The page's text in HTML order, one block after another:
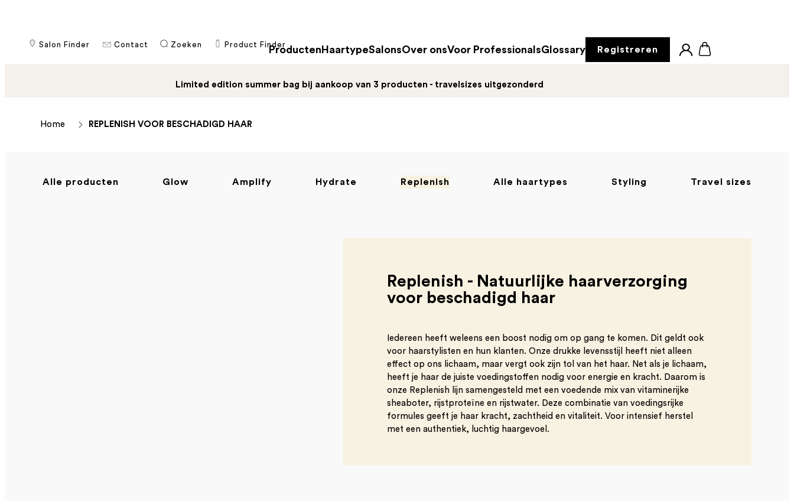
Producten HaartypeSalonsOver onsVoor ProfessionalsGlossary Registreren
Salon Finder Contact ​Zoeken Product Finder
Limited edition summer bag bij aankoop van 3 producten - travelsizes uitgezonderd
Home REPLENISH VOOR BESCHADIGD HAAR
Alle producten Glow Amplify Hydrate Replenish Alle haartypes Styling Travel sizes
Replenish - Natuurlijke haarverzorging
voor beschadigd haar
Iedereen heeft weleens een boost nodig om op gang te komen. Dit geldt ook
voor haarstylisten en hun klanten. Onze drukke levensstijl heeft niet alleen
effect op ons lichaam, maar vergt ook zijn tol van het haar. Net als je lichaam,
heeft je haar de juiste voedingstoffen nodig voor energie en kracht. Daarom is
onze Replenish lijn samengesteld met een voedende mix van vitaminerijke
sheaboter, rijstproteïne en rijstwater. Deze combinatie van voedingsrijke
formules geeft je haar kracht, zachtheid en vitaliteit. Voor intensief herstel
met een authentiek, luchtig haargevoel.